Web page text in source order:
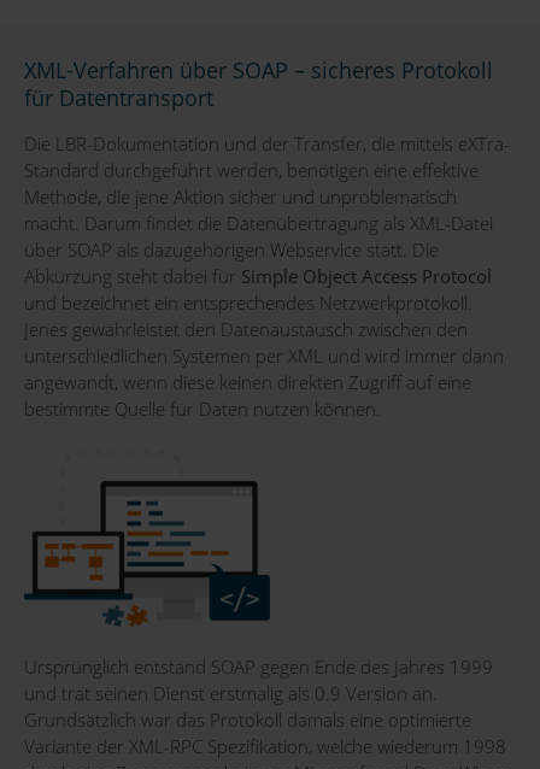
XML-Verfahren über SOAP – sicheres Protokoll
für Datentransport
Die LBR-Dokumentation und der Transfer, die mittels eXTra-
Standard durchgeführt werden, benötigen eine effektive
Methode, die jene Aktion sicher und unproblematisch
macht. Darum findet die Datenübertragung als XML-Datei
über SOAP als dazugehörigen Webservice statt. Die
Abkürzung steht dabei für Simple Object Access Protocol
und bezeichnet ein entsprechendes Netzwerkprotokoll.
Jenes gewährleistet den Datenaustausch zwischen den
unterschiedlichen Systemen per XML und wird immer dann
angewandt, wenn diese keinen direkten Zugriff auf eine
bestimmte Quelle für Daten nutzen können.
Ursprünglich entstand SOAP gegen Ende des Jahres 1999
und trat seinen Dienst erstmalig als 0.9 Version an.
Grundsätzlich war das Protokoll damals eine optimierte
Variante der XML-RPC Spezifikation, welche wiederum 1998